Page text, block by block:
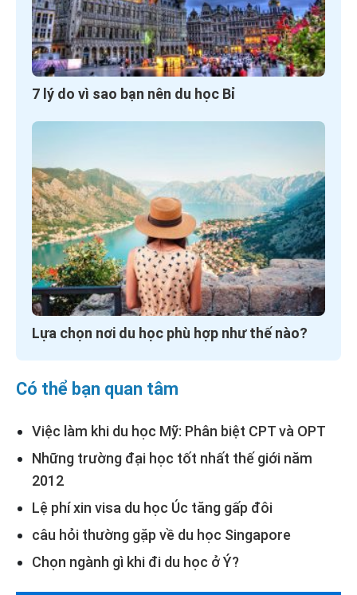
7 lý do vì sao bạn nên du học Bỉ
Lựa chọn nơi du học phù hợp như thế nào?
Có thể bạn quan tâm
Việc làm khi du học Mỹ: Phân biệt CPT và OPT
Những trường đại học tốt nhất thế giới năm
2012
Lệ phí xin visa du học Úc tăng gấp đôi
câu hỏi thường gặp về du học Singapore
Chọn ngành gì khi đi du học ở Ý?